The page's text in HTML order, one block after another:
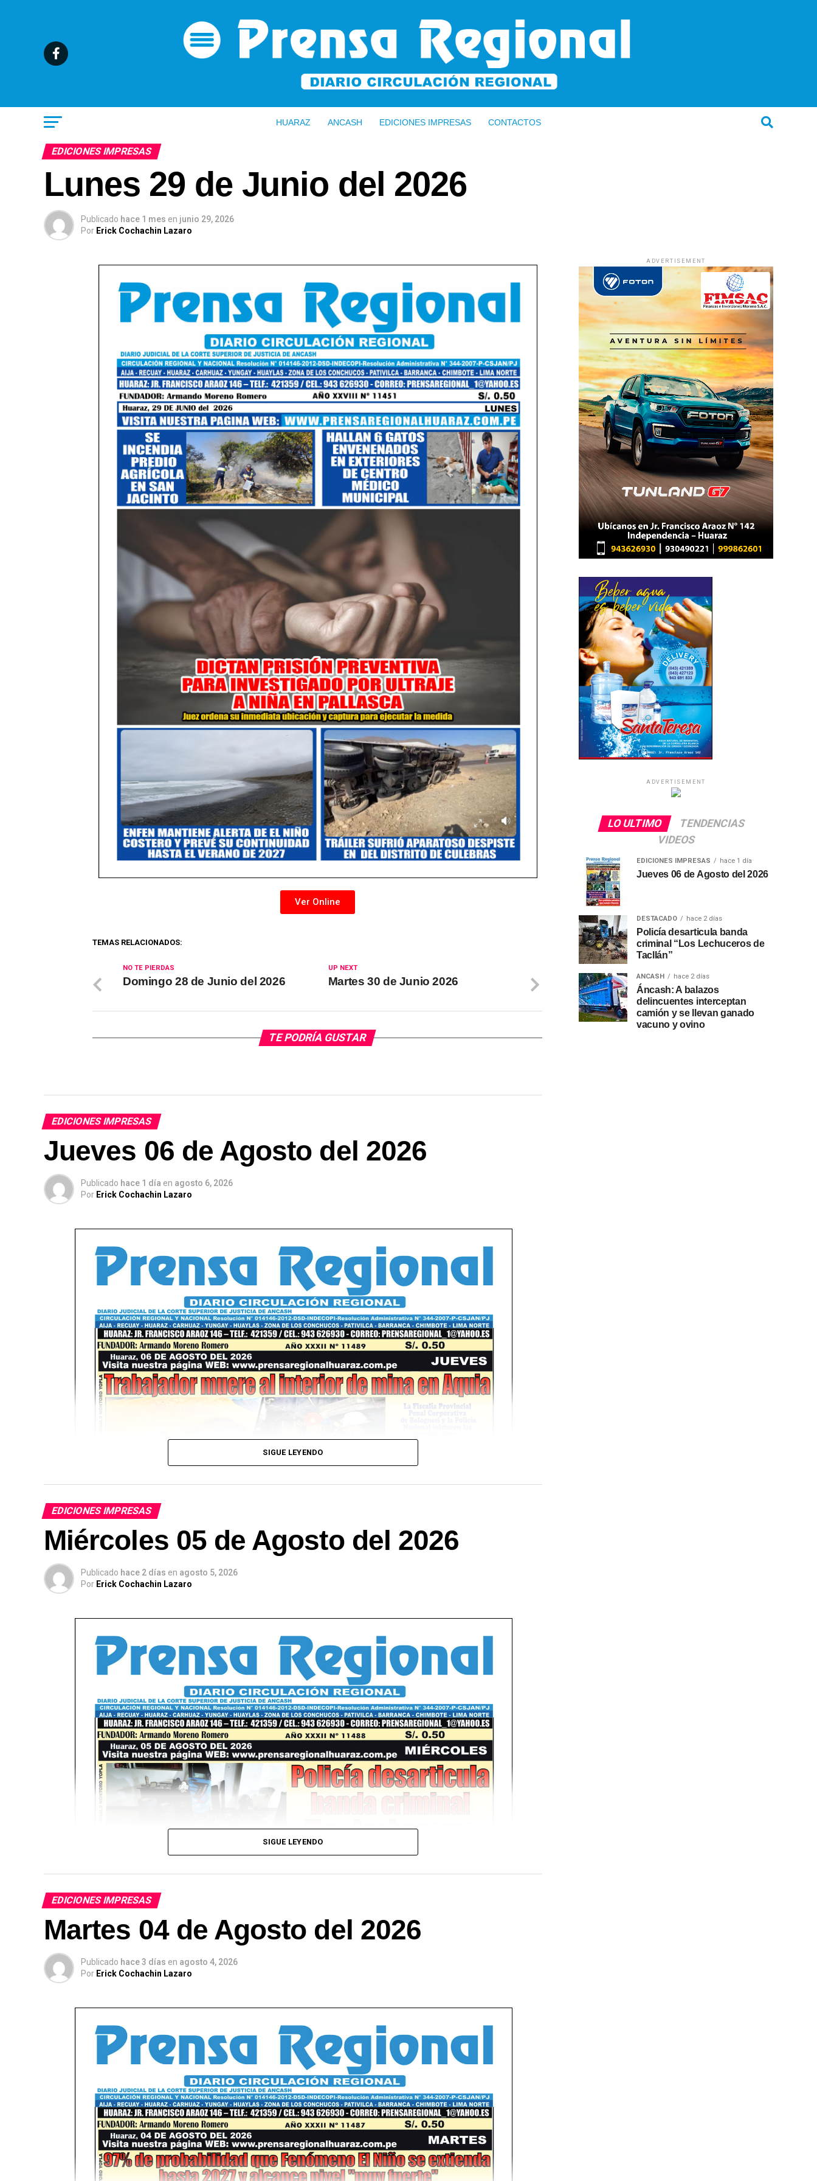
HUARAZ ANCASH EDICIONES IMPRESAS CONTACTOS
EDICIONES IMPRESAS
Lunes 29 de Junio del 2026
Publicado hace 1 mes en junio 29, 2026
Por Erick Cochachin Lazaro
Ver Online
TEMAS RELACIONADOS:
UP NEXT
Martes 30 de Junio 2026
NO TE PIERDAS
Domingo 28 de Junio del 2026
TE PODRÍA GUSTAR
EDICIONES IMPRESAS
Jueves 06 de Agosto del 2026
Publicado hace 1 día en agosto 6, 2026
Por Erick Cochachin Lazaro
SIGUE LEYENDO
EDICIONES IMPRESAS
Miércoles 05 de Agosto del 2026
Publicado hace 2 días en agosto 5, 2026
Por Erick Cochachin Lazaro
SIGUE LEYENDO
EDICIONES IMPRESAS
Martes 04 de Agosto del 2026
Publicado hace 3 días en agosto 4, 2026
Por Erick Cochachin Lazaro
ADVERTISEMENT
ADVERTISEMENT
LO ULTIMO
TENDENCIAS
VIDEOS
EDICIONES IMPRESAS hace 1 día
Jueves 06 de Agosto del 2026
DESTACADO hace 2 días
Policía desarticula banda
criminal “Los Lechuceros de
Tacllán”
ANCASH hace 2 días
Áncash: A balazos
delincuentes interceptan
camión y se llevan ganado
vacuno y ovino